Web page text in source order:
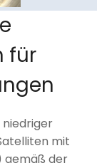
für
niedriger
mit
gemäß der